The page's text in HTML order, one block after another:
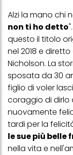
Alzi la mano chi
non ti ho detto
questo il titolo
nel 2018 e
Nicholson. La
sposata da 30
figlio di voler
coraggio di dirlo
nuovamente
tardi per la
le sue più belle
nella vita e